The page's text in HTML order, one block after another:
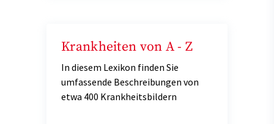
Krankheiten von A - Z
In diesem Lexikon finden Sie
umfassende Beschreibungen von
etwa 400 Krankheitsbildern